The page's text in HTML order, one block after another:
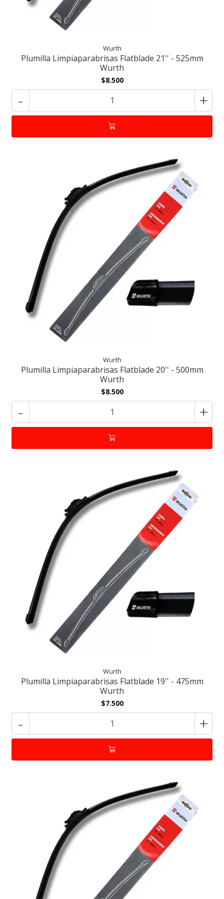
Wurth
Plumilla Limpiaparabrisas Flatblade 21'' - 525mm
Wurth
$8.500
- +
Wurth
Plumilla Limpiaparabrisas Flatblade 20'' - 500mm
Wurth
$8.500
- +
Wurth
Plumilla Limpiaparabrisas Flatblade 19'' - 475mm
Wurth
$7.500
- +